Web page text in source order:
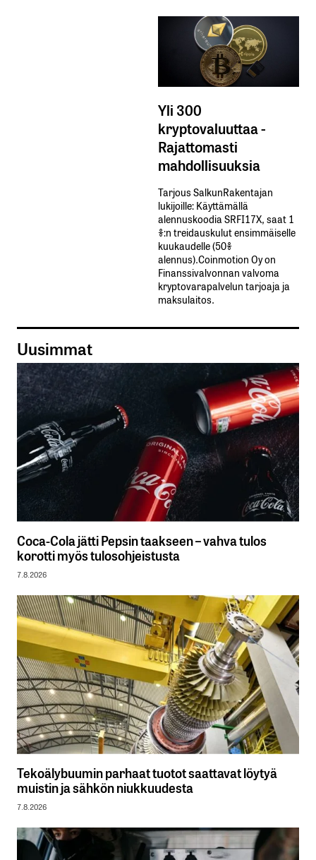
Yli 300
kryptovaluuttaa -
Rajattomasti
mahdollisuuksia
Tarjous SalkunRakentajan
lukijoille: Käyttämällä​ ​
alennuskoodia​ ​SRFI17X,​ ​saat​ ​1
%:n treidauskulut​ ​ensimmäiselle​ ​
kuukaudelle​ ​(50%​ ​
alennus).Coinmotion Oy on
Finanssivalvonnan valvoma
kryptovarapalvelun tarjoaja ja
maksulaitos.
Uusimmat
Coca-Cola jätti Pepsin taakseen – vahva tulos
korotti myös tulosohjeistusta
7.8.2026
Tekoälybuumin parhaat tuotot saattavat löytyä
muistin ja sähkön niukkuudesta
7.8.2026